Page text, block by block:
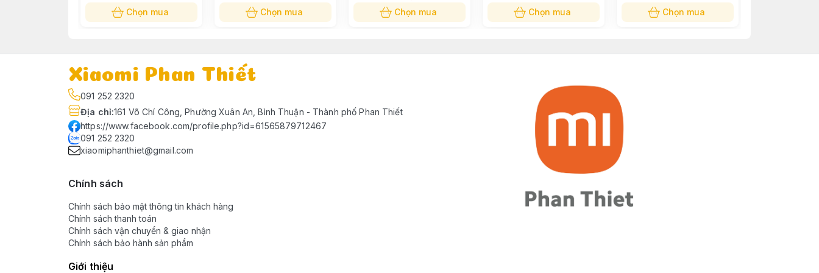
Trọng lượng thân máy hút bụi: 1,75kg
Tốc độ quay: 160.000 vòng/phút
Thời gian hoạt động tối đa: 90 phút
Dung lượng pin: 8*2.500mAh
Thời gian sạc: 4 giờ
Chọn mua Chọn mua Chọn mua Chọn mua Chọn mua
Xiaomi Phan Thiết
091 252 2320
Địa chỉ:161 Võ Chí Công, Phường Xuân An, Bình Thuận - Thành phố Phan Thiết
https://www.facebook.com/profile.php?id=61565879712467
091 252 2320
xiaomiphanthiet@gmail.com
Chính sách
Chính sách bảo mật thông tin khách hàng
Chính sách thanh toán
Chính sách vận chuyển & giao nhận
Chính sách bảo hành sản phẩm
Giới thiệu